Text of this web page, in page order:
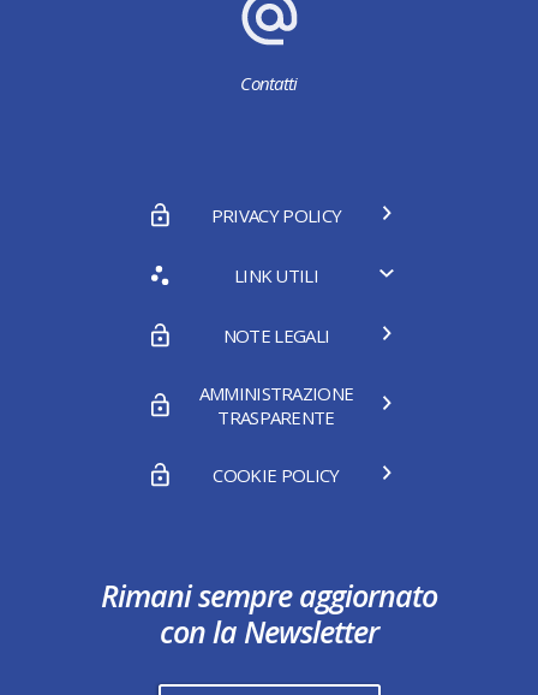
Contatti
PRIVACY POLICY
LINK UTILI
NOTE LEGALI
AMMINISTRAZIONE
TRASPARENTE
COOKIE POLICY
Rimani sempre aggiornato
con la Newsletter